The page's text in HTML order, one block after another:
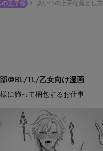
の王子様 あいつの上手な落とし方
＠BL/TL/乙女向け漫画
に飾って梱包するお仕事